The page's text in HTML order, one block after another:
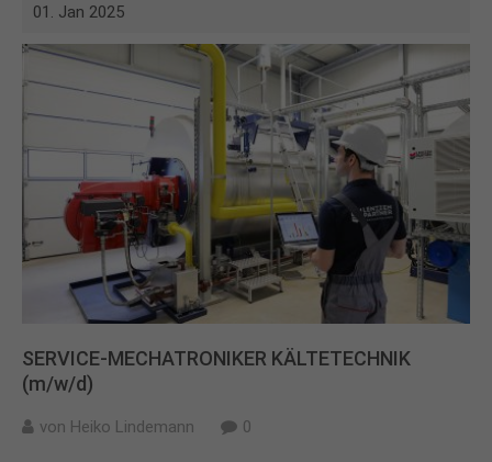
01. Jan 2025
SERVICE-MECHATRONIKER KÄLTETECHNIK
(m/w/d)
von Heiko Lindemann 0